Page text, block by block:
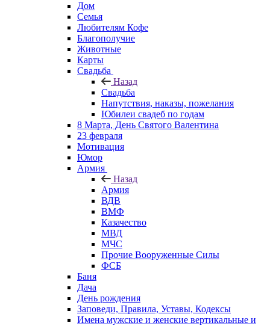
Дом
Семья
Любителям Кофе
Благополучие
Животные
Карты
Свадьба
Назад
Свадьба
Напутствия, наказы, пожелания
Юбилеи свадеб по годам
8 Марта, День Святого Валентина
23 февраля
Мотивация
Юмор
Армия
Назад
Армия
ВДВ
ВМФ
Казачество
МВД
МЧС
Прочие Вооруженные Силы
ФСБ
Баня
Дача
День рождения
Заповеди, Правила, Уставы, Кодексы
Имена мужские и женские вертикальные и